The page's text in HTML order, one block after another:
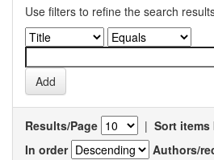
Use filters to refine the search
Results/Page | Sort items
In order
Authors/